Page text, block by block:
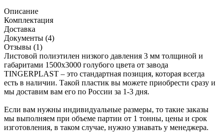
Описание
Комплектация
Доставка
Документы (4)
Отзывы (1)
Листовой полиэтилен низкого давления 3 мм толщиной и
габаритами 1500х3000 голубого цвета от завода
TINGERPLAST – это стандартная позиция, которая всегда
есть в наличии. Такой пластик вы можете приобрести сразу и
мы доставим вам его по России за 1-3 дня.
Если вам нужны индивидуальные размеры, то такие заказы
мы выполняем при объеме партии от 1 тонны, цены и срок
изготовления, в таком случае, нужно узнавать у менеджера.